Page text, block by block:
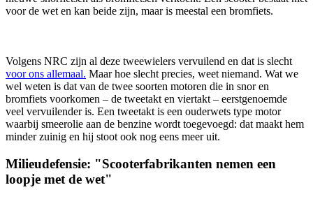
voor de wet en kan beide zijn, maar is meestal een bromfiets.
Volgens NRC zijn al deze tweewielers vervuilend en dat is slecht
voor ons allemaal. Maar hoe slecht precies, weet niemand. Wat we
wel weten is dat van de twee soorten motoren die in snor en
bromfiets voorkomen – de tweetakt en viertakt – eerstgenoemde
veel vervuilender is. Een tweetakt is een ouderwets type motor
waarbij smeerolie aan de benzine wordt toegevoegd: dat maakt hem
minder zuinig en hij stoot ook nog eens meer uit.
Milieudefensie: "Scooterfabrikanten nemen een
loopje met de wet"